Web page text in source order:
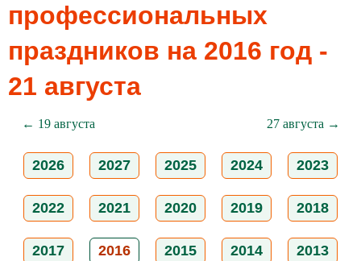
профессиональных
праздников на 2016 год -
21 августа
← 19 августа 27 августа →
2026 2027 2025 2024 2023
2022 2021 2020 2019 2018
2017 2016 2015 2014 2013